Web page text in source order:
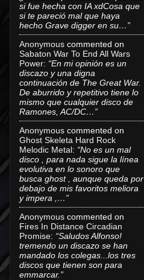
si fue hecha con IA xdCosa que
si te pareció mal que haya
hecho Grave digger en su…”
Anonymous commented on
Sabaton War To End All Wars
Power: “En mi opinión es un
discazo y una digna
continuación de The Great War.
De aburrido y repetitivo tiene lo
mismo que cualquier disco de
Ramones, AC/DC…”
Anonymous commented on
Ghost Skeleta Hard Rock
Melodic Metal: “No es un mal
disco , para nada sigue la línea
evolutiva en lo sonoro que
busca ghost , aunque queda por
debajo de mis favoritos meliora
y impera ,…”
Anonymous commented on
Fires In Distance Circadian
Promise: “Saludos Alfonso!
tremendo un discazo se han
mandado los colegas...los tres
discos que tienen son para
emmarcar.”